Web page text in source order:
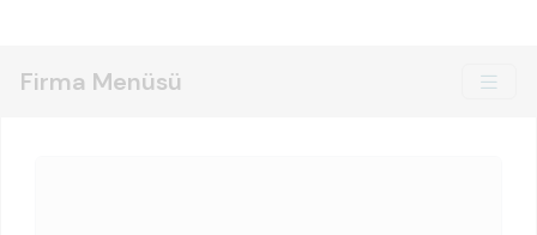
Firma Menüsü